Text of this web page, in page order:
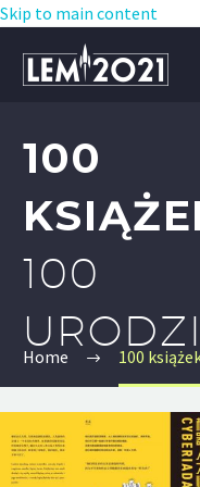
Skip to main content
100
100
Home 100